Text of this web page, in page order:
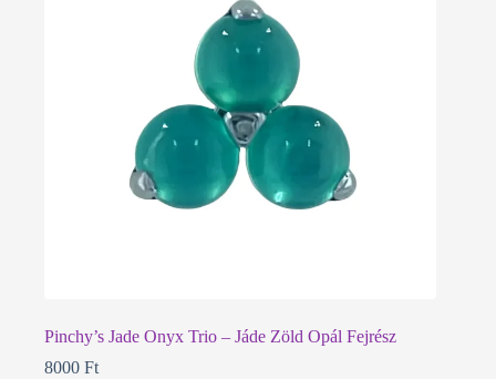
Pinchy’s Jade Onyx Trio – Jáde Zöld Opál Fejrész
8000 Ft